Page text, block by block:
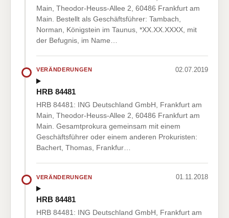
Main, Theodor-Heuss-Allee 2, 60486 Frankfurt am
Main. Bestellt als Geschäftsführer: Tambach,
Norman, Königstein im Taunus, *XX.XX.XXXX, mit
der Befugnis, im Name…
VERÄNDERUNGEN 02.07.2019
HRB 84481
HRB 84481: ING Deutschland GmbH, Frankfurt am
Main, Theodor-Heuss-Allee 2, 60486 Frankfurt am
Main. Gesamtprokura gemeinsam mit einem
Geschäftsführer oder einem anderen Prokuristen:
Bachert, Thomas, Frankfur…
VERÄNDERUNGEN 01.11.2018
HRB 84481
HRB 84481: ING Deutschland GmbH, Frankfurt am